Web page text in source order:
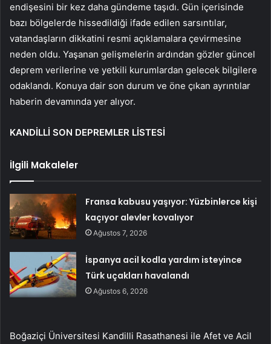
endişesini bir kez daha gündeme taşıdı. Gün içerisinde
bazı bölgelerde hissedildiği ifade edilen sarsıntılar,
vatandaşların dikkatini resmi açıklamalara çevirmesine
neden oldu. Yaşanan gelişmelerin ardından gözler güncel
deprem verilerine ve yetkili kurumlardan gelecek bilgilere
odaklandı. Konuya dair son durum ve öne çıkan ayrıntılar
haberin devamında yer alıyor.
KANDİLLİ SON DEPREMLER LİSTESİ
İlgili Makaleler
Fransa kabusu yaşıyor: Yüzbinlerce kişi
kaçıyor alevler kovalıyor
Ağustos 7, 2026
İspanya acil kodla yardım isteyince
Türk uçakları havalandı
Ağustos 6, 2026
Boğaziçi Üniversitesi Kandilli Rasathanesi ile Afet ve Acil